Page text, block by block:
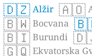
🇩🇿 Alžir 🇦🇴
🇧🇼 Bocvana
🇧🇮 Burundi
🇬🇶 Ekvatorska